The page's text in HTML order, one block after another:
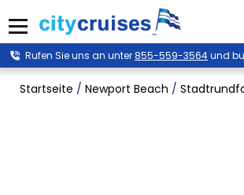
Inhalt
springen
Menü
Rufen Sie uns an unter855-559-3564und
Startseite / Newport Beach /